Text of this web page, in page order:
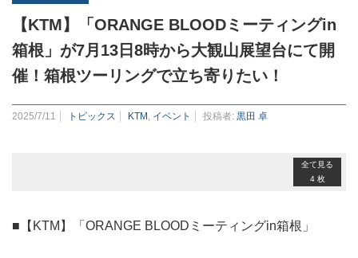
【KTM】「ORANGE BLOODミーティングin
箱根」が7月13日8時から大観山展望台にて開
催！箱根ツーリングで立ち寄りたい！
2025/7/11 トピックス KTM イベント 投稿者: 黒田 卓
全て見る
4 枚
■【KTM】「ORANGE BLOODミーティングin箱根」